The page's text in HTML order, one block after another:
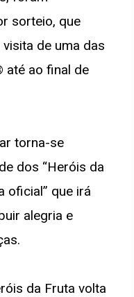
sorteio, que
de uma das
até ao final de
torna-se
dos “Heróis da
oficial” que irá
alegria e
da Fruta volta